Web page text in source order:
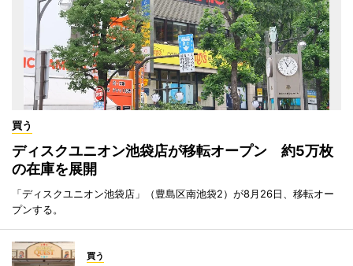
買う
ディスクユニオン池袋店が移転オープン 約5万枚
の在庫を展開
「ディスクユニオン池袋店」（豊島区南池袋2）が8月26日、移転オー
プンする。
買う